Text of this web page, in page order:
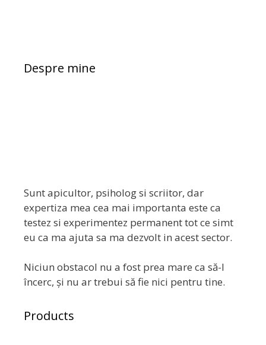
Despre mine
Sunt apicultor, psiholog si scriitor, dar
expertiza mea cea mai importanta este ca
testez si experimentez permanent tot ce simt
eu ca ma ajuta sa ma dezvolt in acest sector.
Niciun obstacol nu a fost prea mare ca să-l
încerc, și nu ar trebui să fie nici pentru tine.
Products